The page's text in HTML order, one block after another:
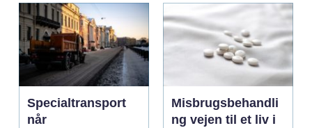
Specialtransport
når
Misbrugsbehandli
ng vejen til et liv i